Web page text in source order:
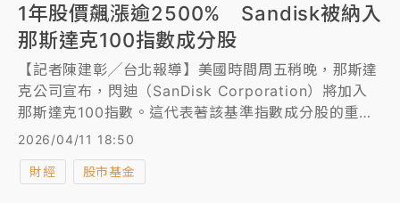
1年股價飆漲逾2500% Sandisk被納入
那斯達克100指數成分股
【記者陳建彰╱台北報導】美國時間周五稍晚，那斯達
克公司宣布，閃迪（SanDisk Corporation）將加入
那斯達克100指數。這代表著該基準指數成分股的重大
調整，Sandisk將加入在那斯達克股票市場上市的100
2026/04/11 18:50
財經 股市基金